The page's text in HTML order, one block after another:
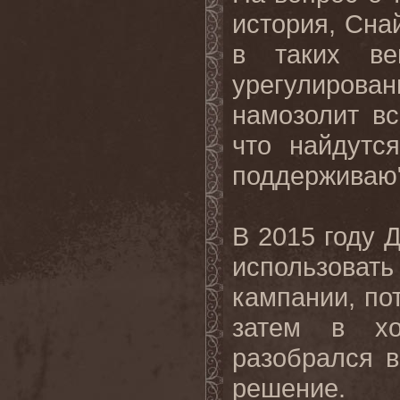
история,
в таких
намозолит
что
В 2015 году
кампании,
затем в
разобрался
решение.